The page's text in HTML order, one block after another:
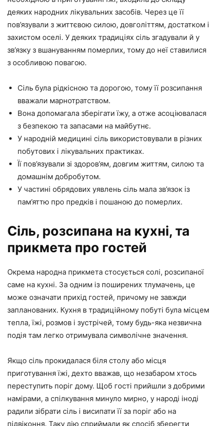
деяких народних лікувальних засобів. Через це її
пов’язували з життєвою силою, довголіттям, достатком і
захистом оселі. У деяких традиціях сіль згадували й у
зв’язку з вшануванням померлих, тому до неї ставилися
з особливою повагою.
Сіль була рідкісною та дорогою, тому її розсипання
вважали марнотратством.
Вона допомагала зберігати їжу, а отже асоціювалася
з безпекою та запасами на майбутнє.
У народній медицині сіль використовували в різних
побутових і лікувальних практиках.
Її пов’язували зі здоров’ям, довгим життям, силою та
домашнім добробутом.
У частині обрядових уявлень сіль мала зв’язок із
пам’яттю про предків і пошаною до померлих.
Сіль, розсипана на кухні, та
прикмета про гостей
Окрема народна прикмета стосується солі, розсипаної
саме на кухні. За одним із поширених тлумачень, це
може означати прихід гостей, причому не завжди
запланованих. Кухня в традиційному побуті була місцем
тепла, їжі, розмов і зустрічей, тому будь-яка незвична
подія там легко отримувала символічне значення.
Якщо сіль прокидалася біля столу або місця
приготування їжі, дехто вважав, що незабаром хтось
переступить поріг дому. Щоб гості прийшли з добрими
намірами, а спілкування минуло мирно, у народі іноді
радили зібрати сіль і висипати її за поріг або на
підвіконня. Таку дію сприймали як спосіб зберегти